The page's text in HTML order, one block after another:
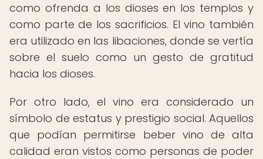
como ofrenda a los dioses en los templos y
como parte de los sacrificios. El vino también
era utilizado en las libaciones, donde se vertía
sobre el suelo como un gesto de gratitud
hacia los dioses.
Por otro lado, el vino era considerado un
símbolo de estatus y prestigio social. Aquellos
que podían permitirse beber vino de alta
calidad eran vistos como personas de poder